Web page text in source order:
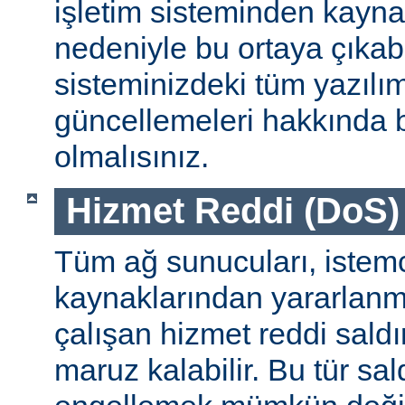
işletim sisteminden
nedeniyle bu ortaya
sisteminizdeki tüm
güncellemeleri hakkında
olmalısınız.
Hizmet Reddi (DoS)
Tüm ağ sunucuları,
kaynaklarından
çalışan hizmet reddi
maruz kalabilir. Bu tür